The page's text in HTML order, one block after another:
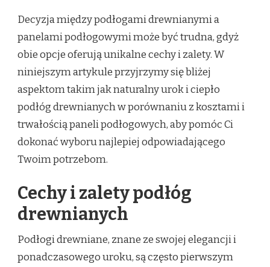
DREWNIANE
PANELE
PODŁOGOWE?
CECH
I
Decyzja między podłogami drewnianymi a
panelami podłogowymi może być trudna, gdyż
obie opcje oferują unikalne cechy i zalety. W
niniejszym artykule przyjrzymy się bliżej
aspektom takim jak naturalny urok i ciepło
podłóg drewnianych w porównaniu z kosztami i
trwałością paneli podłogowych, aby pomóc Ci
dokonać wyboru najlepiej odpowiadającego
Twoim potrzebom.
Cechy i zalety podłóg
drewnianych
Podłogi drewniane, znane ze swojej elegancji i
ponadczasowego uroku, są często pierwszym